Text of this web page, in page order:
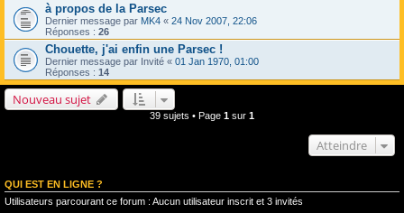
à propos de la Parsec
Dernier message par MK4 « 24 Nov 2007, 22:06
Réponses : 26
Chouette, j'ai enfin une Parsec !
Dernier message par Invité « 01 Jan 1970, 01:00
Réponses : 14
Nouveau sujet
39 sujets • Page 1 sur 1
Atteindre
QUI EST EN LIGNE ?
Utilisateurs parcourant ce forum : Aucun utilisateur inscrit et 3 invités